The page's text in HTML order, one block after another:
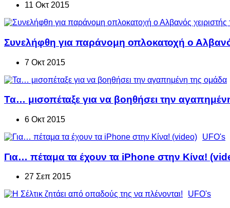
11 Οκτ 2015
Συνελήφθη για παράνομη οπλοκατοχή ο
7 Οκτ 2015
Τα… μισοπέταξε για να βοηθήσει την
6 Οκτ 2015
UFO's
Για… πέταμα τα έχουν τα iPhone στην Κίνα!
27 Σεπ 2015
UFO's